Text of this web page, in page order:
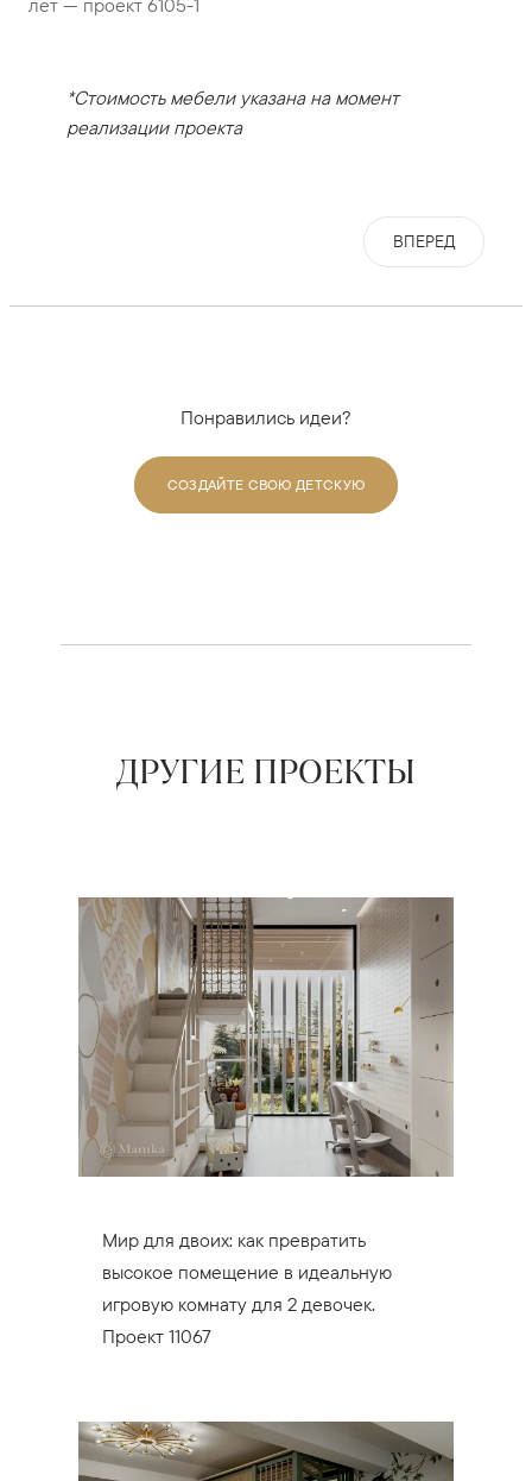
лет — проект 6105-1
*Стоимость мебели указана на момент
реализации проекта
ВПЕРЕД
Понравились идеи?
СОЗДАЙТЕ СВОЮ ДЕТСКУЮ
ДРУГИЕ ПРОЕКТЫ
Мир для двоих: как превратить
высокое помещение в идеальную
игровую комнату для 2 девочек.
Проект 11067